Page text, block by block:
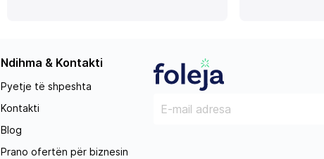
Ndihma & Kontakti
Pyetje të shpeshta
Kontakti
Blog
Prano ofertën për biznesin